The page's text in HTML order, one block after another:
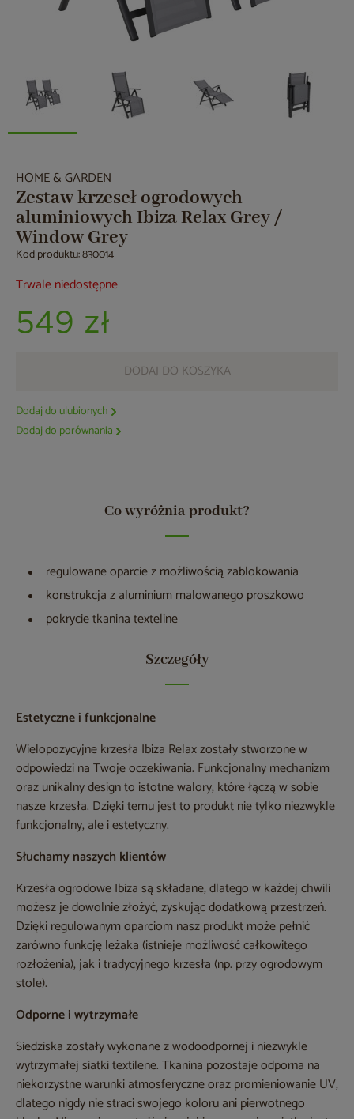
HOME & GARDEN
Zestaw krzeseł ogrodowych
aluminiowych Ibiza Relax Grey /
Window Grey
Kod produktu: 830014
Trwale niedostępne
549 zł
DODAJ DO KOSZYKA
Dodaj do ulubionych
Dodaj do porównania
Co wyróżnia produkt?
regulowane oparcie z możliwością zablokowania
konstrukcja z aluminium malowanego proszkowo
pokrycie tkanina texteline
Szczegóły
Estetyczne i funkcjonalne
Wielopozycyjne krzesła Ibiza Relax zostały stworzone w
odpowiedzi na Twoje oczekiwania. Funkcjonalny mechanizm
oraz unikalny design to istotne walory, które łączą w sobie
nasze krzesła. Dzięki temu jest to produkt nie tylko niezwykle
funkcjonalny, ale i estetyczny.
Słuchamy naszych klientów
Krzesła ogrodowe Ibiza są składane, dlatego w każdej chwili
możesz je dowolnie złożyć, zyskując dodatkową przestrzeń.
Dzięki regulowanym oparciom nasz produkt może pełnić
zarówno funkcję leżaka (istnieje możliwość całkowitego
rozłożenia), jak i tradycyjnego krzesła (np. przy ogrodowym
stole).
Odporne i wytrzymałe
Siedziska zostały wykonane z wodoodpornej i niezwykle
wytrzymałej siatki textilene. Tkanina pozostaje odporna na
niekorzystne warunki atmosferyczne oraz promieniowanie UV,
dlatego nigdy nie straci swojego koloru ani pierwotnego